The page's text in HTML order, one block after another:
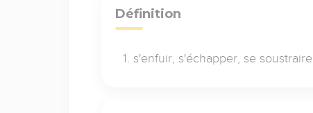
Définition
s'enfuir, s'échapper, se soustraire